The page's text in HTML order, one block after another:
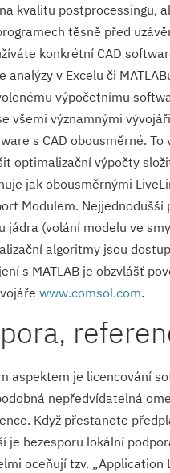
kvalitu postprocessingu,
těsně před
konkrétní CAD
v Excelu či
výpočetnímu
všemi významnými
s CAD obousměrné. To
optimalizační výpočty
jak obousměrnými
Modulem.
(volání modelu ve
algoritmy jsou
s MATLAB je obzvlášť
www.comsol.com.
aspektem je licencování
nepředvídatelná
Když přestanete
je bezesporu lokální
oceňují tzv.